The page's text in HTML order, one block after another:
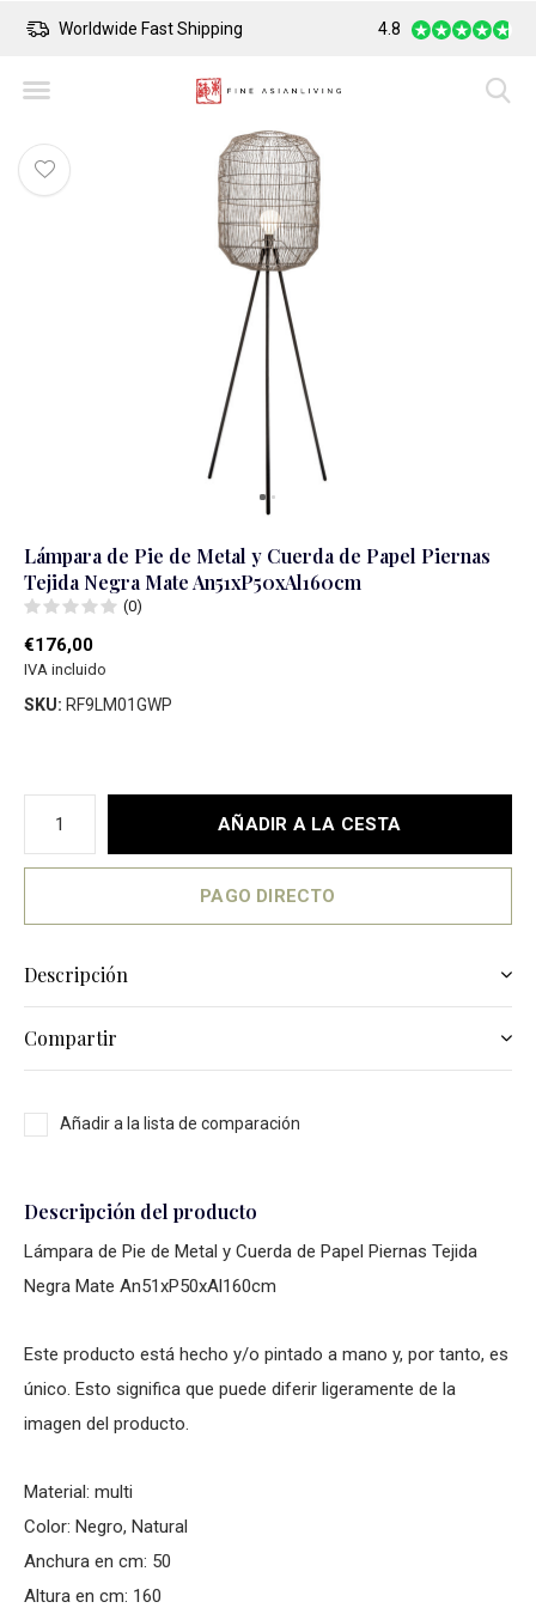
Worldwide Fast Shipping Safe Payment
4.8
Lámpara de Pie de Metal y Cuerda de Papel Piernas
Tejida Negra Mate An51xP50xAl160cm
(0)
€176,00
IVA incluido
SKU: RF9LM01GWP
AÑADIR A LA CESTA
PAGO DIRECTO
Descripción
Compartir
Añadir a la lista de comparación
Descripción del producto
Lámpara de Pie de Metal y Cuerda de Papel Piernas Tejida
Negra Mate An51xP50xAl160cm
Este producto está hecho y/o pintado a mano y, por tanto, es
único. Esto significa que puede diferir ligeramente de la
imagen del producto.
Material: multi
Color: Negro, Natural
Anchura en cm: 50
Altura en cm: 160